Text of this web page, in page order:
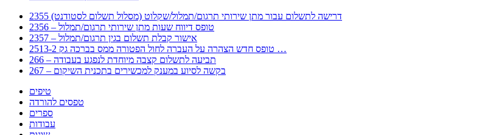
2355 דרישה לתשלום עבור מתן שירותי תרגום/תמלול/שקלוט (מסלול תשלום לסטודנט)
2356 – טופס דיווח שעות מתן שירותי תרגום/תמלול
2357 – אישור קבלת תשלום בגין תרגום/תמלול
2513-2 טופס חדש הצהרה על העברה לחול הפטורה ממס בברכה גק …
266 – תביעה לתשלום קצבה מיוחדת לנפגע בעבודה
267 – בקשה לסיוע במענק למכשירים בתכנית השיקום
טיפים
טפסים להורדה
ספרים
עבודות